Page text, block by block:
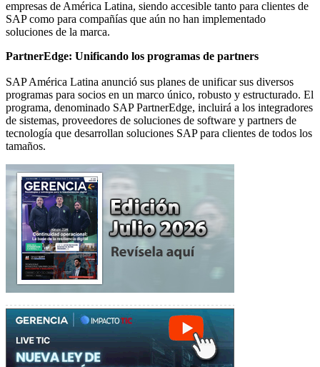
empresas de América Latina, siendo accesible tanto para clientes de
SAP como para compañías que aún no han implementado
soluciones de la marca.
PartnerEdge: Unificando los programas de partners
SAP América Latina anunció sus planes de unificar sus diversos
programas para socios en un marco único, robusto y estructurado. El
programa, denominado SAP PartnerEdge, incluirá a los integradores
de sistemas, proveedores de soluciones de software y partners de
tecnología que desarrollan soluciones SAP para clientes de todos los
tamaños.